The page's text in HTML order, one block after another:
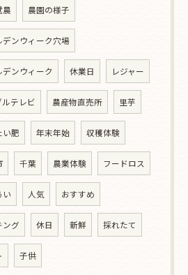
農 農園の様子
デンウィーク穴場
デンウィーク 休業日 レジャー
ルテレビ 農産物直売所 里芋
い肥 年末年始 収穫体験
千葉 農業体験 フードロス
い 人気 おすすめ
ング 休日 新鮮 採れたて
子供